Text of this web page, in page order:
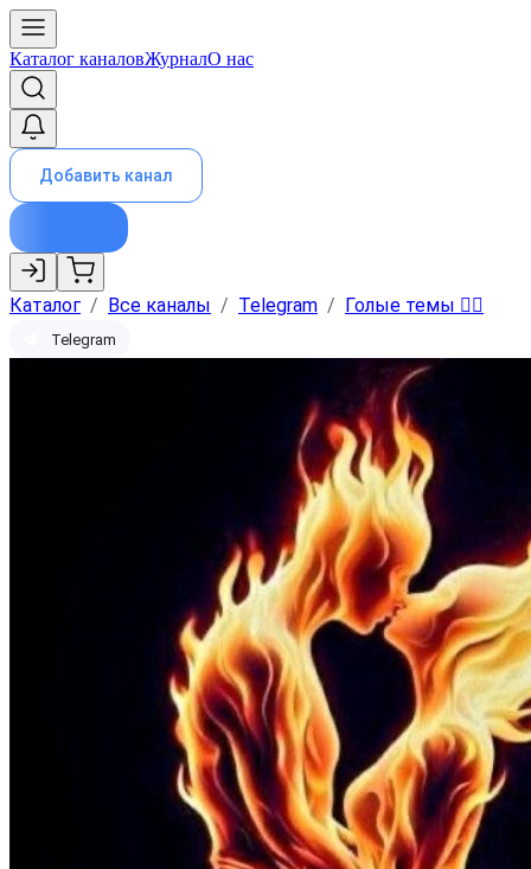
Каталог каналовЖурналО нас
Добавить канал
Каталог / Все каналы / Telegram / Голые темы ❤️‍🔥
Telegram